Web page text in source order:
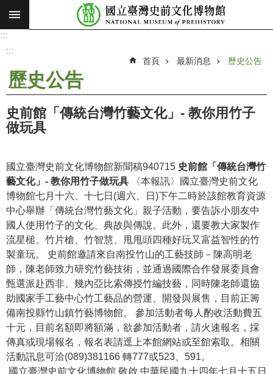
跳到主要內容區塊
搜
願
使
命
新
消
息
參
觀
展
覽
學
習
探
索
認
:::
:::
首頁 最新消息 歷史公告
歷史公告
史前館「傳統台灣竹藝文化」- 教你用竹子
做玩具
國立臺灣史前文化博物館新聞稿940715 史前館「傳統台灣竹
藝文化」- 教你用竹子做玩具 〈本報訊〉國立臺灣史前文化
博物館七月十六、十七日(週六、日)下午二時於該館教育資源
中心舉辦「傳統台灣竹藝文化」親子活動，要告訴小朋友中
國人使用竹子的文化、典故與傳說。此外，還要教大家製作
流星槌、竹片槍、竹智慧、甩甩頭四種好玩又富益智性的竹
製童玩。 史前館邀請來自南投竹山的工藝技師－陳高明老
師，陳老師致力研究竹藝技術，並通過國際合作發展委員會
甄選派赴西非、幾內亞比索傳授竹編技藝，同時陳老師還協
助國家手工藝中心竹工藝品的營運、開發與展售，目前正籌
備南投縣竹山鎮竹藝博物館。 參加活動者每人酌收活動費五
十元，目前名額即將額滿，欲參加活動者，請火速報名，採
傳真或現場報名，報名表請逕上本館網站或至館索取。相關
活動訊息可洽(089)381166 轉777或523、591。
國立臺灣史前文化博物館 敬啟 中華民國九十四年七月十五日